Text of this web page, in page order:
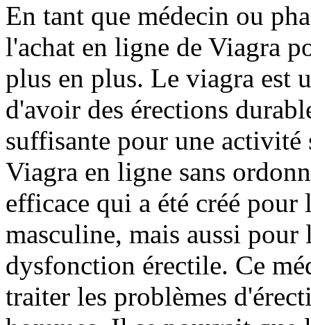
En tant que médecin ou
l'achat en ligne de Viagra
plus en plus. Le viagra est
d'avoir des érections
suffisante pour une activité
Viagra en ligne sans
efficace qui a été créé
masculine, mais aussi
dysfonction érectile. Ce
traiter les problèmes